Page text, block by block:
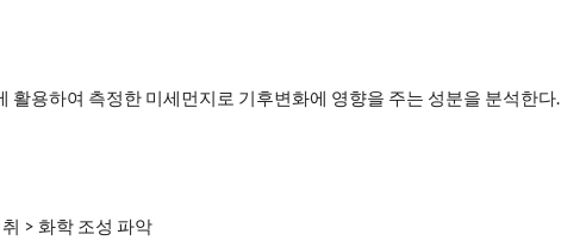
용하여 측정한 미세먼지로 기후변화에 영향을 주는 성분을 분석한다.
> 화학 조성 파악